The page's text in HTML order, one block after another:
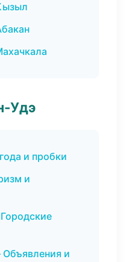
Удэ
и пробки
и
и